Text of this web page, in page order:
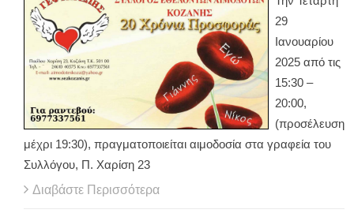
29
Ιανουαρίου
2025 από τις
15:30 –
20:00,
(προσέλευση
μέχρι 19:30), πραγματοποιείται αιμοδοσία στα γραφεία του
Συλλόγου, Π. Χαρίση 23
Διαβάστε Περισσότερα